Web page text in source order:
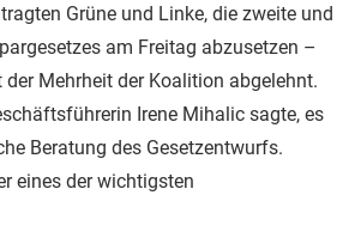
Grüne und Linke, die zweite und
am Freitag abzusetzen –
Mehrheit der Koalition abgelehnt.
Irene Mihalic sagte, es
Beratung des Gesetzentwurfs.
eines der wichtigsten